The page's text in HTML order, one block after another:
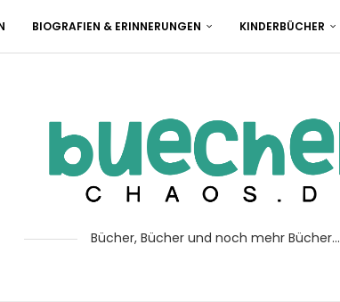
BIOGRAFIEN & ERINNERUNGEN KINDERBÜCHER
Bücher, Bücher und noch mehr Bücher...